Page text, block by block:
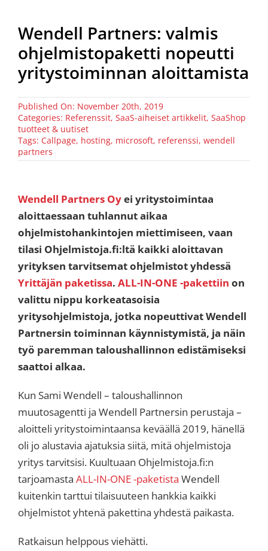
Wendell Partners: valmis
ohjelmistopaketti nopeutti
yritystoiminnan aloittamista
Published On: November 20th, 2019
Categories: Referenssit, SaaS-aiheiset artikkelit, SaaShop
tuotteet & uutiset
Tags: Callpage, hosting, microsoft, referenssi, wendell
partners
Wendell Partners Oyei yritystoimintaa
aloittaessaan tuhlannut aikaa
ohjelmistohankintojen miettimiseen, vaan
tilasi Ohjelmistoja.fi:ltä kaikki aloittavan
yrityksen tarvitsemat ohjelmistot yhdessä
Yrittäjän paketissa. ALL-IN-ONE -pakettiin on
valittu nippu korkeatasoisia
yritysohjelmistoja, jotka nopeuttivat Wendell
Partnersin toiminnan käynnistymistä, ja näin
työ paremman taloushallinnon edistämiseksi
saattoi alkaa.
Kun Sami Wendell – taloushallinnon
muutosagentti ja Wendell Partnersin perustaja –
aloitteli yritystoimintaansa keväällä 2019, hänellä
oli jo alustavia ajatuksia siitä, mitä ohjelmistoja
yritys tarvitsisi. Kuultuaan Ohjelmistoja.fi:n
tarjoamasta ALL-IN-ONE -paketista Wendell
kuitenkin tarttui tilaisuuteen hankkia kaikki
ohjelmistot yhtenä pakettina yhdestä paikasta.
Ratkaisun helppous viehätti.